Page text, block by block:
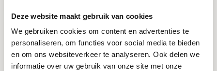
Deze website maakt gebruik van cookies
We gebruiken cookies om content en advertenties te
personaliseren, om functies voor social media te bieden
en om ons websiteverkeer te analyseren. Ook delen we
informatie over uw gebruik van onze site met onze
DE MAKKELIJKE MAANDAG STOOF VAN
STERRENCHEF HANS DERKS
12